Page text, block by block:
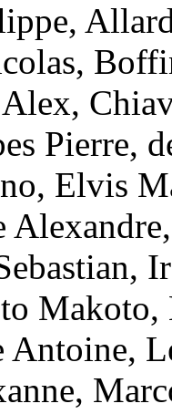
,
,
Alex,
Pierre,
, Elvis
Alexandre,
,
Makoto,
Antoine,
,